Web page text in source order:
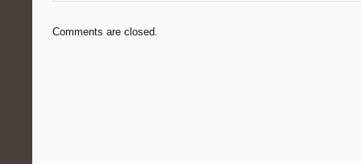
Comments are closed.